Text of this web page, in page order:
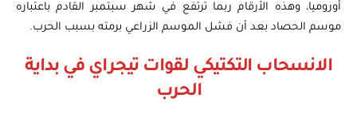
أوروميا، وهذه الأرقام ربما ترتفع في شهر سبتمبر القادم باعتباره
موسم الحصاد بعد أن فشل الموسم الزراعي برمته بسبب الحرب.
الانسحاب التكتيكي لقوات تيجراي في بداية
الحرب